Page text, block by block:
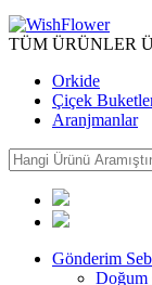
TÜM ÜRÜNLER
Orkide
Çiçek
Aranjmanlar
Gönderim
Doğum